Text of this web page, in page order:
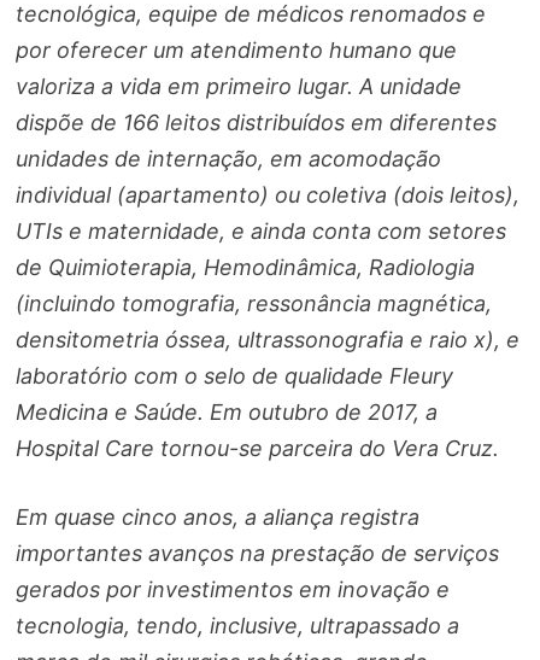
tecnológica, equipe de médicos renomados e
por oferecer um atendimento humano que
valoriza a vida em primeiro lugar. A unidade
dispõe de 166 leitos distribuídos em diferentes
unidades de internação, em acomodação
individual (apartamento) ou coletiva (dois leitos),
UTIs e maternidade, e ainda conta com setores
de Quimioterapia, Hemodinâmica, Radiologia
(incluindo tomografia, ressonância magnética,
densitometria óssea, ultrassonografia e raio x), e
laboratório com o selo de qualidade Fleury
Medicina e Saúde. Em outubro de 2017, a
Hospital Care tornou-se parceira do Vera Cruz.
Em quase cinco anos, a aliança registra
importantes avanços na prestação de serviços
gerados por investimentos em inovação e
tecnologia, tendo, inclusive, ultrapassado a